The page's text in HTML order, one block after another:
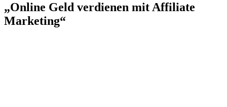
„Online Geld verdienen mit Affiliate
Marketing“